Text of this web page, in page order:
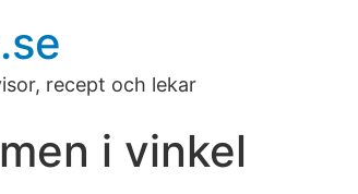
recept och lekar
i vinkel